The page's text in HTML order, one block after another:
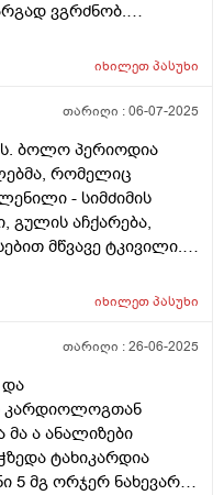
ვგრძნობ.
იხილეთპასუხი
თარიღი :06-07-2025
ბოლო პერიოდია
რომელიც
- სიმძიმის
გულის აჩქარება,
მწვავე ტკივილი.
მიჭირს მარცხენა
ისე, ამ ბოლო
გმადლობთ
იხილეთპასუხი
თარიღი :26-06-2025
და
კარდიოლოგთან
ა ანალიზები
ტახიკარდია
5 მგ ორჯერ ნახევარი